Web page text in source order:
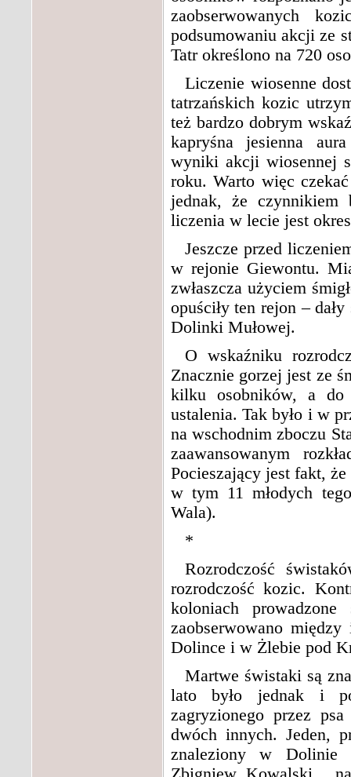
zaobserwowanych
podsumowaniu akcji ze
Tatr określono na 720
Liczenie wiosenne
tatrzańskich kozic
też bardzo dobrym
kapryśna jesienna
wyniki akcji wiosennej
roku. Warto więc
jednak, że czynnikiem
liczenia w lecie jest
Jeszcze przed
w rejonie Giewontu.
zwłaszcza użyciem
opuściły ten rejon –
Dolinki Mułowej.
O wskaźniku
Znacznie gorzej jest ze
kilku osobników, a do
ustalenia. Tak było i w
na wschodnim zboczu
zaawansowanym
Pocieszający jest fakt,
w tym 11 młodych
Wala).
*
Rozrodczość
rozrodczość kozic.
koloniach
zaobserwowano
Dolince i w Żlebie pod
Martwe świstaki są
lato było jednak i
zagryzionego przez
dwóch innych. Jeden,
znaleziony w Dolinie